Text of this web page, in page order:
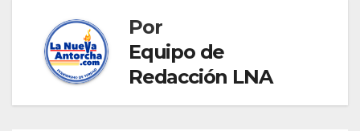
Por
Equipo de
Redacción LNA